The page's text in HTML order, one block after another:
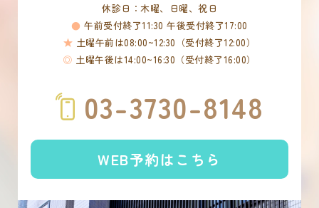
休診日：木曜、日曜、祝日
● 午前受付終了11:30 午後受付終了17:00
★ 土曜午前は08:00~12:30（受付終了12:00）
◎ 土曜午後は14:00~16:30（受付終了16:00）
03-3730-8148
WEB予約はこちら